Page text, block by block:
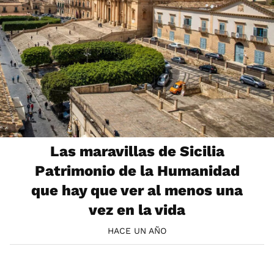
Las maravillas de Sicilia
Patrimonio de la Humanidad
que hay que ver al menos una
vez en la vida
HACE UN AÑO